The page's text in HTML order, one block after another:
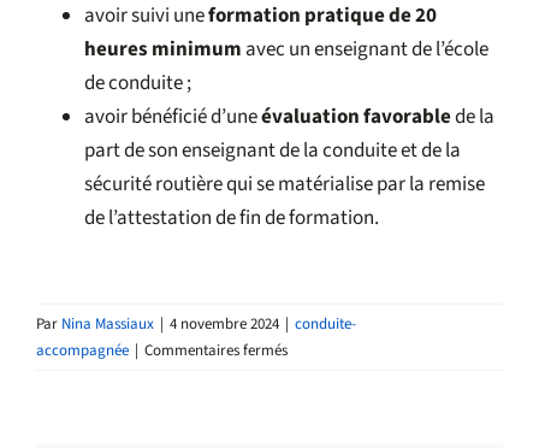
avoir suivi uneformation pratique de 20
heures minimum avec un enseignant de l’école
de conduite ;
avoir bénéficié d’uneévaluation favorablede la
part de son enseignant de la conduite et de la
sécurité routière qui se matérialise par la remise
de l’attestation de fin de formation.
Par Nina Massiaux | 4 novembre 2024 | conduite-
accompagnée | Commentaires ferméssur